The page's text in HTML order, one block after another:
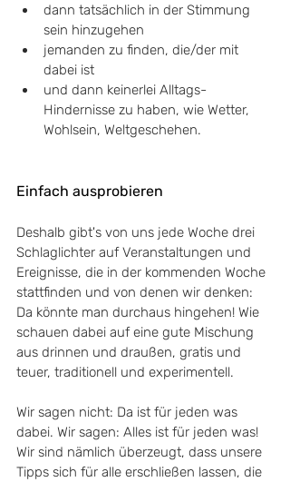
dann tatsächlich in der Stimmung
sein hinzugehen
jemanden zu finden, die/der mit
dabei ist
und dann keinerlei Alltags-
Hindernisse zu haben, wie Wetter,
Wohlsein, Weltgeschehen.
Einfach ausprobieren
Deshalb gibt's von uns jede Woche drei
Schlaglichter auf Veranstaltungen und
Ereignisse, die in der kommenden Woche
stattfinden und von denen wir denken:
Da könnte man durchaus hingehen! Wie
schauen dabei auf eine gute Mischung
aus drinnen und draußen, gratis und
teuer, traditionell und experimentell.
Wir sagen nicht: Da ist für jeden was
dabei. Wir sagen: Alles ist für jeden was!
Wir sind nämlich überzeugt, dass unsere
Tipps sich für alle erschließen lassen, die